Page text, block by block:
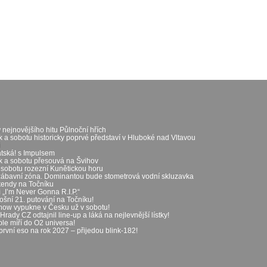
nejnovějšího hitu Půlnoční hřích
a sobotu historicky poprvé představí v Hluboké nad Vltavou
s Impulsem
a sobotu přesouvá na Švihov
rozezní Kunětickou horu
zóna. Dominantou bude stometrová vodní skluzavka
na Točníku
Never Gonna R.I.P.“
21. putování na Točníku!
vypukne v Česku už v sobotu!
CZ odtajnil line-up a láká na nejlevnější lístky!
míří do O2 universa!
eso na rok 2027 – přijedou blink-182!